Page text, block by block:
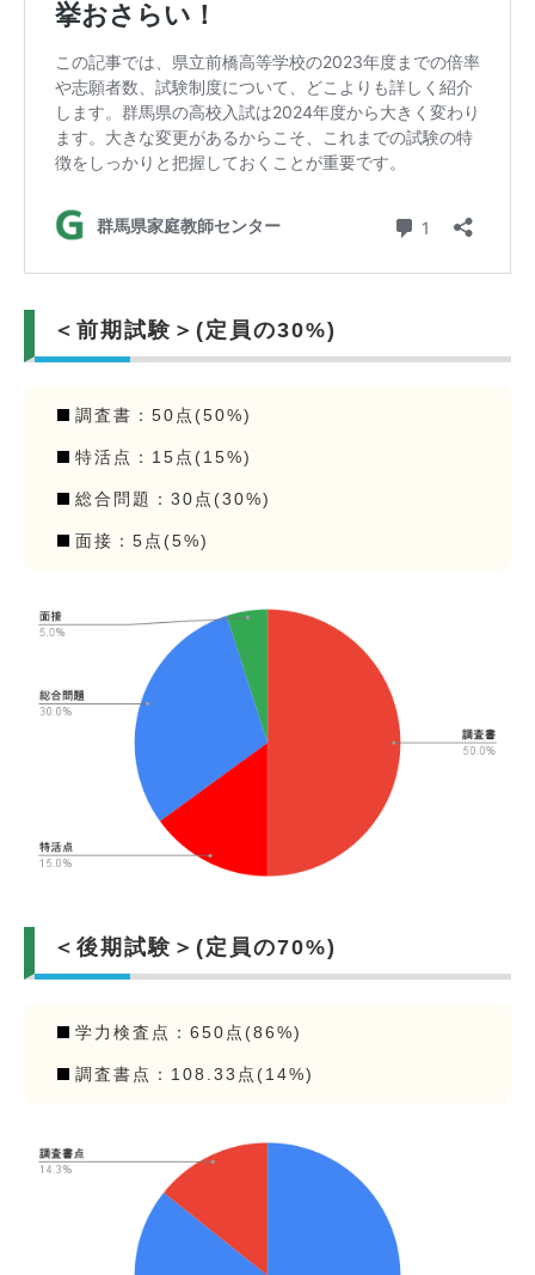
＜前期試験＞(定員の30%)
調査書：50点(50%)
特活点：15点(15%)
総合問題：30点(30%)
面接：5点(5%)
＜後期試験＞(定員の70%)
学力検査点：650点(86%)
調査書点：108.33点(14%)